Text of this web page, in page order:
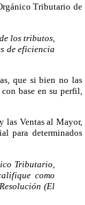
Tributario de
los tributos,
de eficiencia
que si bien no las
base en su perfil,
las Ventas al Mayor,
para determinados
Tributario,
como
(El